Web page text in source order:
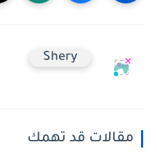
Shery
مقالات قد تهمك